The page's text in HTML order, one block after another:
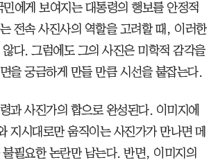
에게 보여지는 대통령의 행보를 안정적
전속 사진사의 역할을 고려할 때, 이러한
다. 그럼에도 그의 사진은 미학적 감각을
을 궁금하게 만들 만큼 시선을 붙잡는다.
과 사진가의 합으로 완성된다. 이미지에
지시대로만 움직이는 사진가가 만나면 메
필요한 논란만 남는다. 반면, 이미지의